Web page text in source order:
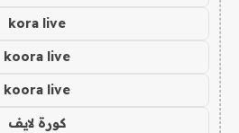
kora live
koora live
koora live
كورة لايف